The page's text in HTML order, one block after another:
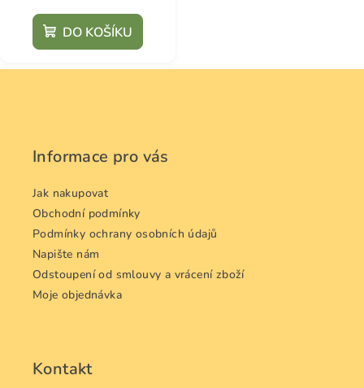
DO KOŠÍKU
Informace pro vás
Jak nakupovat
Obchodní podmínky
Podmínky ochrany osobních údajů
Napište nám
Odstoupení od smlouvy a vrácení zboží
Moje objednávka
Kontakt